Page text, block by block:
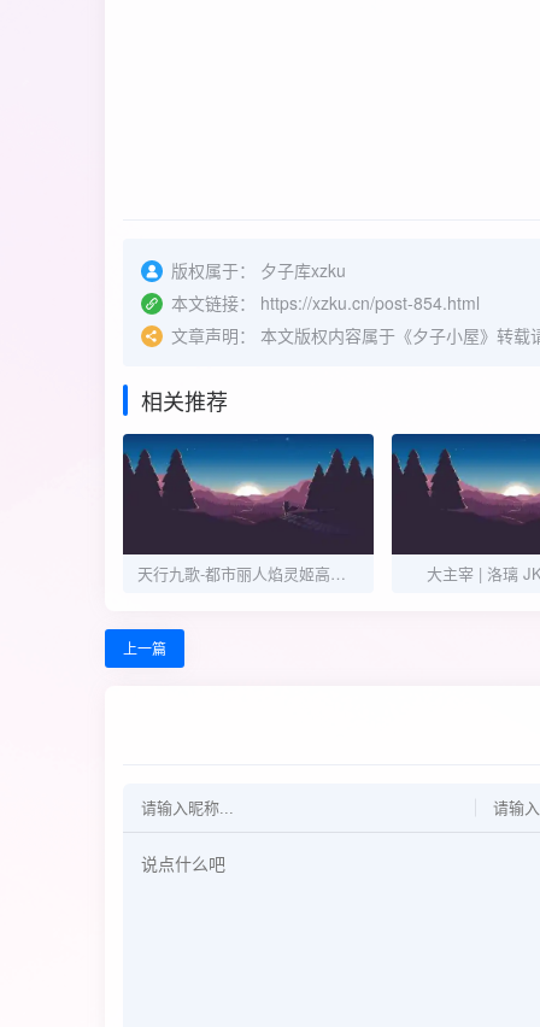
版权属于：
夕子库xzku
本文链接：
https://xzku.cn/post-854.html
文章声明：
本文版权内容属于《夕子小屋》转载
相关推荐
天行九歌-都市丽人焰灵姬高清壁纸合集 大主宰 | 洛璃
上一篇